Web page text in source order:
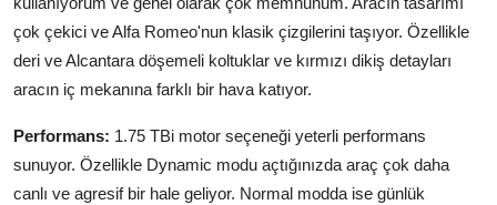
çok çekici ve Alfa Romeo'nun klasik çizgilerini taşıyor. Özellikle
deri ve Alcantara döşemeli koltuklar ve kırmızı dikiş detayları
aracın iç mekanına farklı bir hava katıyor.
Performans: 1.75 TBi motor seçeneği yeterli performans
sunuyor. Özellikle Dynamic modu açtığınızda araç çok daha
canlı ve agresif bir hale geliyor. Normal modda ise günlük